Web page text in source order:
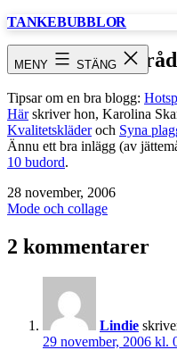
Hoppa
TANKEBUBBLOR
MENY STÄNG
Tipsar om en bra blogg:
Härskriver hon, Karolina
Kvalitetskläderoch Syna
Ännu ett bra inlägg (av
10 budord.
Publicerat
den
28 november, 2006
Kategoriserat
Mode och collage
2 kommentarer
Lindie
29 november, 2006 kl.